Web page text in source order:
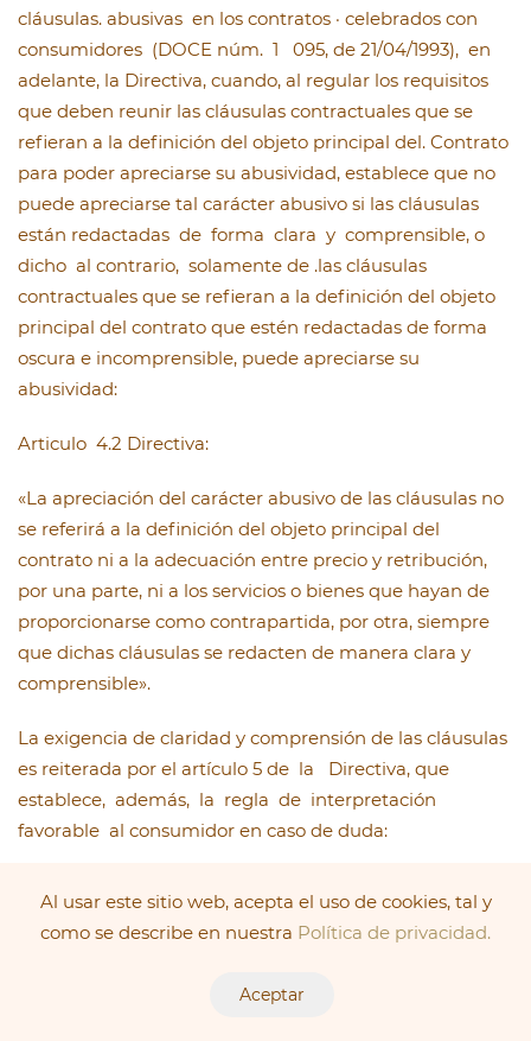
Al usar este sitio web, acepta el uso de cookies, tal y
como se describe en nuestra Política de privacidad.
Aceptar
cláusulas. abusivas en los contratos · celebrados con
consumidores (DOCE núm. 1 095, de 21/04/1993), en
adelante, la Directiva, cuando, al regular los requisitos
que deben reunir las cláusulas contractuales que se
refieran a la definición del objeto principal del. Contrato
para poder apreciarse su abusividad, establece que no
puede apreciarse tal carácter abusivo si las cláusulas
están redactadas de forma clara y comprensible, o
dicho al contrario, solamente de .las cláusulas
contractuales que se refieran a la definición del objeto
principal del contrato que estén redactadas de forma
oscura e incomprensible, puede apreciarse su
abusividad:
Articulo 4.2 Directiva:
«La apreciación del carácter abusivo de las cláusulas no
se referirá a la definición del objeto principal del
contrato ni a la adecuación entre precio y retribución,
por una parte, ni a los servicios o bienes que hayan de
proporcionarse como contrapartida, por otra, siempre
que dichas cláusulas se redacten de manera clara y
comprensible».
La exigencia de claridad y comprensión de las cláusulas
es reiterada por el artículo 5 de la Directiva, que
establece, además, la regla de interpretación
favorable al consumidor en caso de duda:
propuestas al consumidor o algunas de ellas consten
por escrito, estas cláusulas deberán· estar redactadas
duda sobre el sentido de una cláusula, prevalecerá la